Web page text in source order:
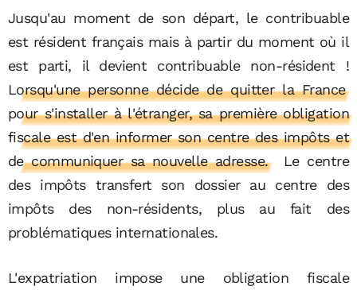
Jusqu'au moment de son départ, le contribuable
est résident français mais à partir du moment où il
est parti, il devient contribuable non-résident !
Lorsqu'une personne décide de quitter la France
pour s'installer à l'étranger, sa première obligation
fiscale est d'en informer son centre des impôts et
de communiquer sa nouvelle adresse.
Le centre
des impôts transfert son dossier au centre des
impôts des non-résidents, plus au fait des
problématiques internationales.
L'expatriation impose une obligation fiscale